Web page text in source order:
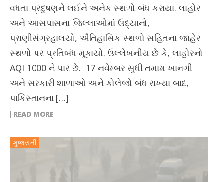
વધતા પ્રદુષણને લઈને અનેક સ્થળો બંધ કરાયા. લાહોર
અને આસપાસના જિલ્લાઓમાં ઉદ્યાનો,
પ્રાણીસંગ્રહાલયો, ઐતિહાસિક સ્થળો સહિતના જાહેર
સ્થળો પર પ્રતિબંધ મૂકાયો. ઉલ્લેખનીય છે કે, લાહોરનો
AQI 1000 ને પાર છે. 17 નવેમ્બર સુધી તમામ ખાનગી
અને સરકારી શાળાઓ અને કોલેજો બંધ રાખ્યા બાદ,
પાકિસ્તાનના […]
READ MORE
ગુજરાતી